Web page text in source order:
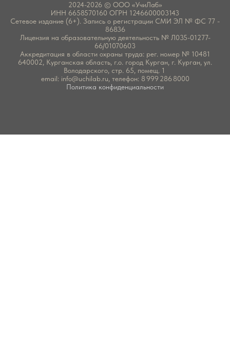
2024-2026 © ООО «УчиЛаб»
ИНН 6658570160 ОГРН 1246600003143
Сетевое издание (6+). Запись о регистрации СМИ ЭЛ № ФС 77 -
86836
Лицензия на образовательную деятельность № Л035-01277-
66/01070603
Аккредитация в области охраны труда: рег. номер № 10481
640002, Курганская область, г.о. город Курган, г. Курган, ул.
Володарского, стр. 65, помещ. 1
email: info@uchilab.ru, телефон: 8 999 286 8000
Политика конфиденциальности